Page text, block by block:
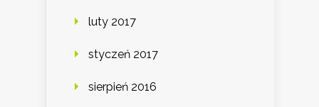
luty 2017
styczeń 2017
sierpień 2016